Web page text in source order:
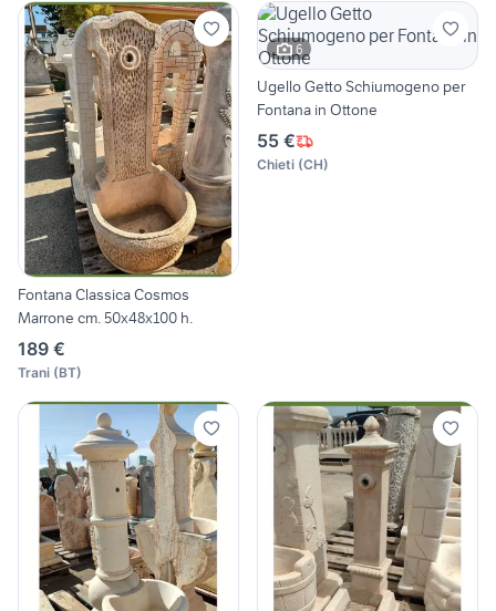
Fontana Classica Cosmos
Marrone cm. 50x48x100 h.
189 €
Trani (BT)
6
Ugello Getto Schiumogeno per
Fontana in Ottone
55 €
Chieti (CH)